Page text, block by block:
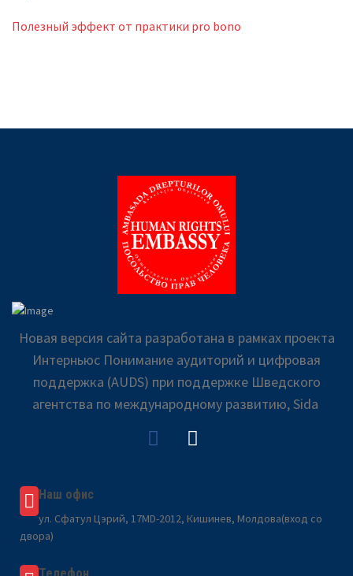
Полезный эффект от практики pro bono
Новая версия сайта разработана в рамках проекта
Интерньюс Понимание аудиторий и цифровая
поддержка (AUDS) при поддержке Шведского
агентства по международному развитию, Sida
Наш офис
ул. Сфатул Цэрий, 17MD-2012, Кишинев, Молдова(вход со
двора)